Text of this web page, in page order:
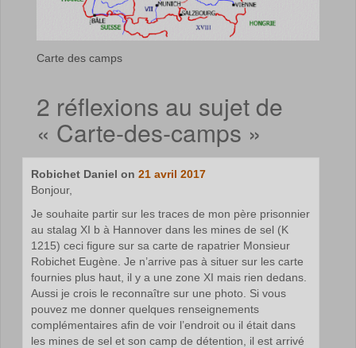
Carte des camps
2 réflexions au sujet de
« Carte-des-camps »
Robichet Daniel on21 avril 2017
Bonjour,
Je souhaite partir sur les traces de mon père prisonnier
au stalag XI b à Hannover dans les mines de sel (K
1215) ceci figure sur sa carte de rapatrier Monsieur
Robichet Eugène. Je n’arrive pas à situer sur les carte
fournies plus haut, il y a une zone XI mais rien dedans.
Aussi je crois le reconnaître sur une photo. Si vous
pouvez me donner quelques renseignements
complémentaires afin de voir l’endroit ou il était dans
les mines de sel et son camp de détention, il est arrivé